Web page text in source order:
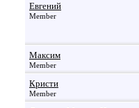
Евгений
Member
Максим
Member
Кристи
Member